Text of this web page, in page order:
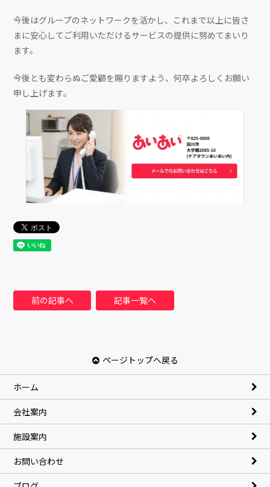
今後はグループのネットワークを活かし、これまで以上に皆さ
まに安心してご利用いただけるサービスの提供に努めてまいり
ます。
今後とも変わらぬご愛顧を賜りますよう、何卒よろしくお願い
申し上げます。
前の記事へ 記事一覧へ
ページトップへ戻る
ホーム
会社案内
施設案内
お問い合わせ